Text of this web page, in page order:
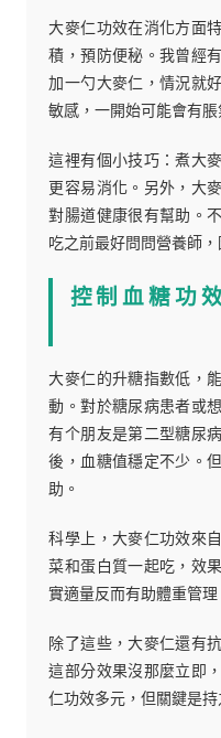
大麥仁功效在消化方面
積，預防便秘。我曾經
加一勺大麥仁，情況就
敏感，一開始可能會有脹
這裡有個小技巧：煮大
更容易消化。另外，大
對腸道健康很有幫助。
吃之前最好問問營養師
控制血糖功
大麥仁的升糖指數低，
動。對於糖尿病患者或
有个朋友是第二型糖尿
後，血糖值穩定不少。
助。
科學上，大麥仁功效來
菜和蛋白質一起吃，效
實適量反而有助體重管
除了這些，大麥仁還有
這部分效果沒那麼立即
仁功效多元，但關鍵是持